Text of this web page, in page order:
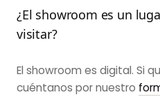
¿El showroom es un
visitar?
El showroom es digital. Si
cuéntanos por nuestro